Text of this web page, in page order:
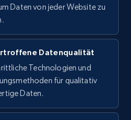
Gratis testen
- Posts
Description, Date
Quoted post, and more.
Gratis testen
Daten von jeder Website zu
Datenqualität
Technologien und
für qualitativ
Daten.